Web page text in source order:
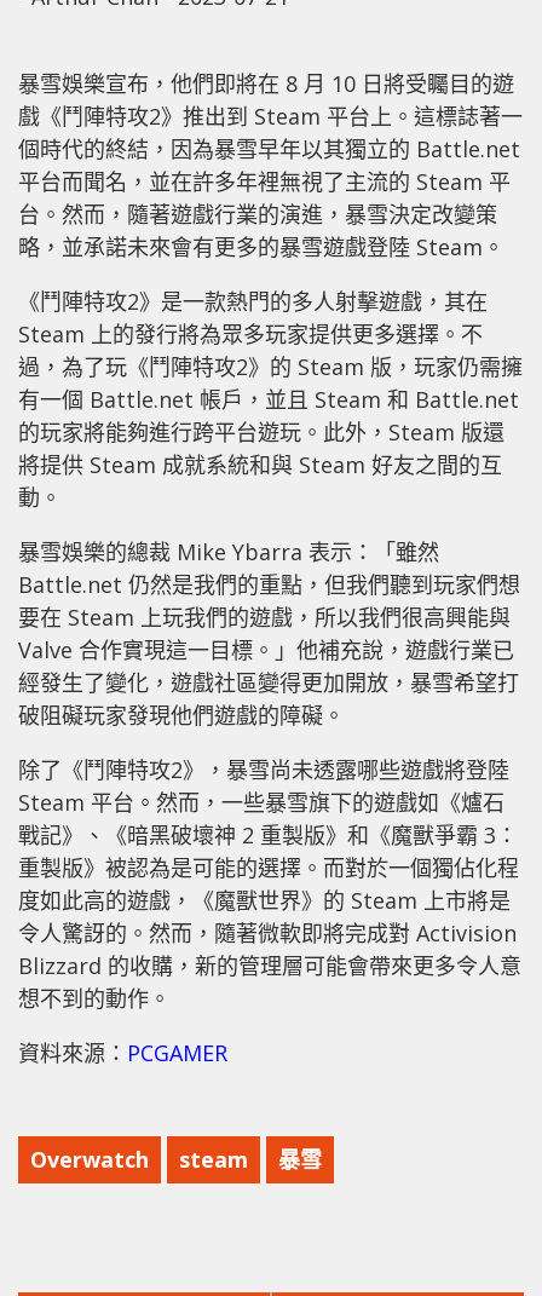
暴雪娛樂宣布，他們即將在 8 月 10 日將受矚目的遊
戲《鬥陣特攻2》推出到 Steam 平台上。這標誌著一
個時代的終結，因為暴雪早年以其獨立的 Battle.net
平台而聞名，並在許多年裡無視了主流的 Steam 平
台。然而，隨著遊戲行業的演進，暴雪決定改變策
略，並承諾未來會有更多的暴雪遊戲登陸 Steam。
《鬥陣特攻2》是一款熱門的多人射擊遊戲，其在
Steam 上的發行將為眾多玩家提供更多選擇。不
過，為了玩《鬥陣特攻2》的 Steam 版，玩家仍需擁
有一個 Battle.net 帳戶，並且 Steam 和 Battle.net
的玩家將能夠進行跨平台遊玩。此外，Steam 版還
將提供 Steam 成就系統和與 Steam 好友之間的互
動。
暴雪娛樂的總裁 Mike Ybarra 表示：「雖然
Battle.net 仍然是我們的重點，但我們聽到玩家們想
要在 Steam 上玩我們的遊戲，所以我們很高興能與
Valve 合作實現這一目標。」他補充說，遊戲行業已
經發生了變化，遊戲社區變得更加開放，暴雪希望打
破阻礙玩家發現他們遊戲的障礙。
除了《鬥陣特攻2》，暴雪尚未透露哪些遊戲將登陸
Steam 平台。然而，一些暴雪旗下的遊戲如《爐石
戰記》、《暗黑破壞神 2 重製版》和《魔獸爭霸 3：
重製版》被認為是可能的選擇。而對於一個獨佔化程
度如此高的遊戲，《魔獸世界》的 Steam 上市將是
令人驚訝的。然而，隨著微軟即將完成對 Activision
Blizzard 的收購，新的管理層可能會帶來更多令人意
想不到的動作。
資料來源： PCGAMER
Overwatch steam 暴雪